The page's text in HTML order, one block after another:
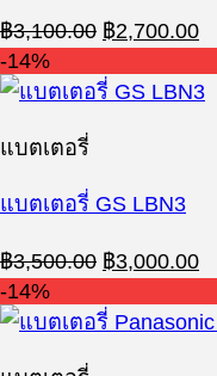
฿3,100.00 Original
price
was:
฿3,100.00.
฿2,700.00
฿
-14%
แบตเตอรี่
แบตเตอรี่ GS LBN3
฿3,500.00 Original
price
was:
฿3,500.00.
฿3,000.00
฿
-14%